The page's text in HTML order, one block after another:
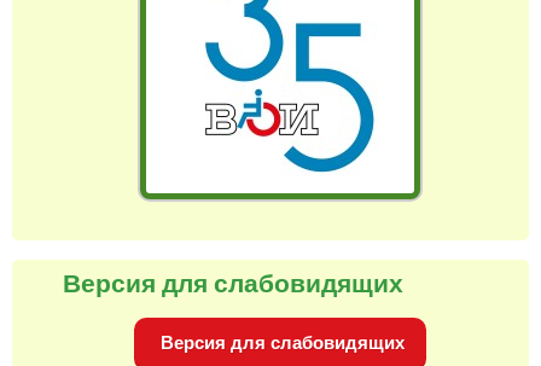
Версия для слабовидящих
Версия для слабовидящих